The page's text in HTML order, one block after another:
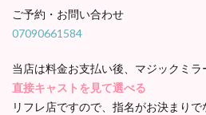
ご予約・お問い合わせ
07090661584
当店は料金お支払い後、マジックミラ
直接キャストを見て選べる
リフレ店ですので、指名がお決まり